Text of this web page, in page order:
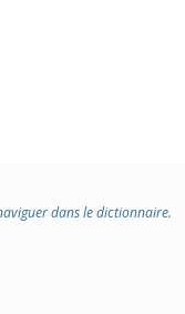
dans le dictionnaire.